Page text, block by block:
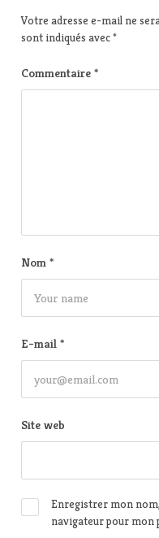
Votre adresse e-mail ne
sont indiqués avec*
Commentaire *
Nom *
E-mail *
Site web
Enregistrer mon
navigateur pour mon